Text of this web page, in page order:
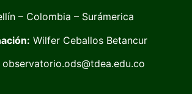
– Colombia – Surámerica
Wilfer Ceballos Betancur
observatorio.ods@tdea.edu.co